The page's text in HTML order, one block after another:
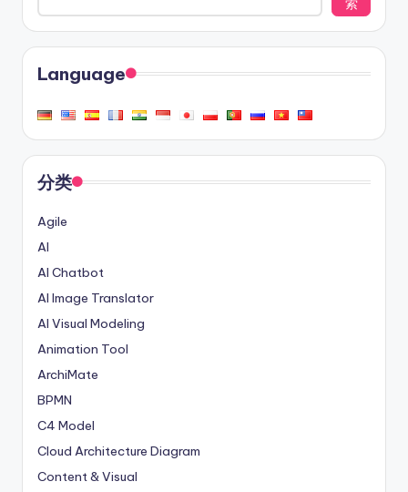
索
Language
分类
Agile
AI
AI Chatbot
AI Image Translator
AI Visual Modeling
Animation Tool
ArchiMate
BPMN
C4 Model
Cloud Architecture Diagram
Content & Visual